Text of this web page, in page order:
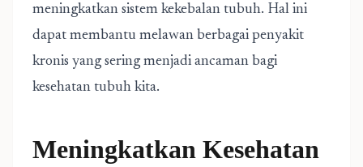
meningkatkan sistem kekebalan tubuh. Hal ini
dapat membantu melawan berbagai penyakit
kronis yang sering menjadi ancaman bagi
kesehatan tubuh kita.
Meningkatkan Kesehatan